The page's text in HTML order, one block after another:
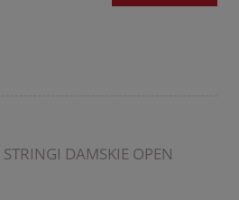
DAMSKIE OPEN